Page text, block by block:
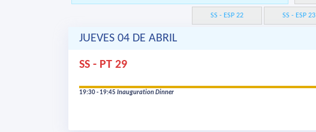
SS - ESP 22 SS - ESP 23
JUEVES 04 DE ABRIL
SS - PT 29
19:30 - 19:45 Inauguration Dinner